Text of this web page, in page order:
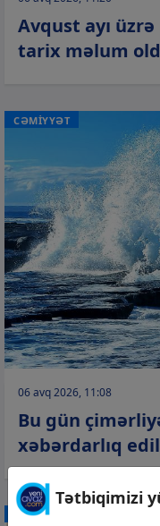
Avqust ayı
tarix məlum
CƏMİYYƏT
06 avq 2026, 11:08
Bu gün
xəbərdarlıq
CƏMİYYƏT
Tətbiqimizi